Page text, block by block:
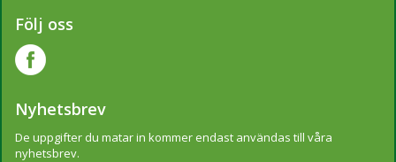
Följ oss
Nyhetsbrev
De uppgifter du matar in kommer endast användas till våra
nyhetsbrev.